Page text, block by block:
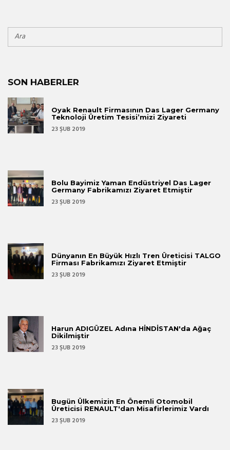
SON HABERLER
Oyak Renault Firmasının Das Lager Germany
Teknoloji Üretim Tesisi’mizi Ziyareti
23 ŞUB 2019
Bolu Bayimiz Yaman Endüstriyel Das Lager
Germany Fabrikamızı Ziyaret Etmiştir
23 ŞUB 2019
Dünyanın En Büyük Hızlı Tren Üreticisi TALGO
Firması Fabrikamızı Ziyaret Etmiştir
23 ŞUB 2019
Harun ADIGÜZEL Adına HİNDİSTAN'da Ağaç
Dikilmiştir
23 ŞUB 2019
Bugün Ülkemizin En Önemli Otomobil
Üreticisi RENAULT'dan Misafirlerimiz Vardı
23 ŞUB 2019